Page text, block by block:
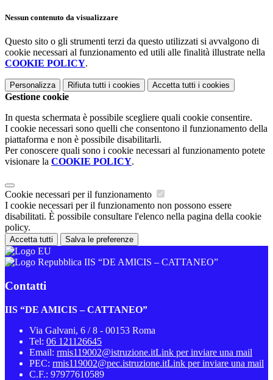
Nessun contenuto da visualizzare
Questo sito o gli strumenti terzi da questo utilizzati si avvalgono di
cookie necessari al funzionamento ed utili alle finalità illustrate nella
COOKIE POLICY.
Personalizza Rifiuta tutti i cookies Accetta tutti i cookies
Gestione cookie
In questa schermata è possibile scegliere quali cookie consentire.
I cookie necessari sono quelli che consentono il funzionamento della
piattaforma e non è possibile disabilitarli.
Per conoscere quali sono i cookie necessari al funzionamento potete
visionare la COOKIE POLICY.
Cookie necessari per il funzionamento
I cookie necessari per il funzionamento non possono essere
disabilitati. È possibile consultare l'elenco nella pagina della cookie
policy.
Accetta tutti Salva le preferenze
IIS “DE AMICIS – CATTANEO”
Contatti
IIS “DE AMICIS – CATTANEO”
Via Galvani, 6 / 8 - 00153 Roma
Tel: 06 121126645
Email: rmis119002@istruzione.itLink per inviare una mail
PEC: rmis119002@pec.istruzione.itLink per inviare una mail
C.F.: 97977610589